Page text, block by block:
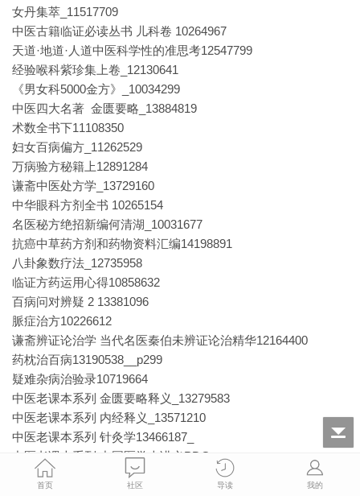
女丹集萃_11517709
中医古籍临证必读丛书 儿科卷 10264967
天道·地道·人道中医科学性的准思考12547799
经验喉科紫珍集上卷_12130641
《男女科5000金方》_10034299
中医四大名著 金匮要略_13884819
术数全书下11108350
妇女百病偏方_11262529
万病验方秘籍上12891284
谦斋中医处方学_13729160
中华眼科方剂全书 10265154
名医秘方绝招新编何清湖_10031677
抗癌中草药方剂和药物资料汇编14198891
八卦象数疗法_12735958
临证方药运用心得10858632
百病问对辨疑 2 13381096
脈症治方10226612
谦斋辨证论治学 当代名医秦伯未辨证论治精华12164400
药枕治百病13190538__p299
疑难杂病治验录10719664
中医老课本系列 金匮要略释义_13279583
中医老课本系列 内经释义_13571210
中医老课本系列 针灸学13466187_
中医老课本系列 中国医学史讲义PDG
中医老课本系列 中医儿科学13571218
首页 社区 导读 我的